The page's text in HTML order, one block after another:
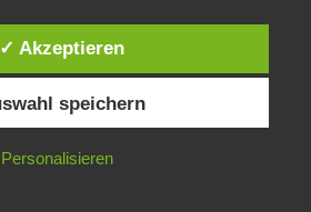
75, Richterswil
✓ Akzeptieren
speichern
Personalisieren